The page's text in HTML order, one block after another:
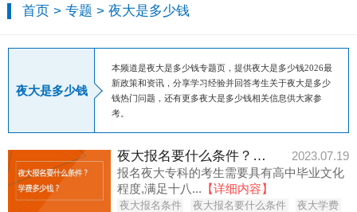
首页 >专题 >夜大是多少钱
夜大是多少钱
本频道是夜大是多少钱专题页，提供夜大是多少钱2026最
新政策和资讯，分享学习经验并回答考生关于夜大是多少
钱热门问题，还有更多夜大是多少钱相关信息供大家参
考。
夜大报名要什么条件？学费多少钱？
2023.07.19
报名夜大专科的考生需要具有高中毕业文化
程度,满足十八... 【详细内容】
夜大报名条件 夜大报名要什么条件 夜大学费